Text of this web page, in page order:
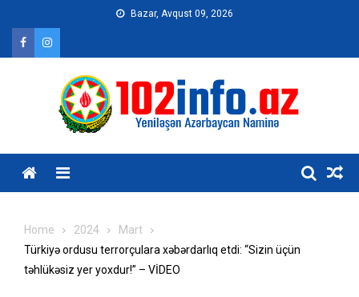
content
Bazar, Avqust 09, 2026
Home 2024
Mart
Türkiyə ordusu terrorçulara xəbərdarlıq etdi: “Sizin üçün
təhlükəsiz yer yoxdur!” – VİDEO